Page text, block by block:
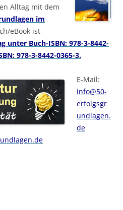
Alltag mit dem
im
eBook ist
unter Buch-ISBN: 978-3-8442-
978-3-8442-0365-3.
E-Mail:
info@50-
erfolgsgr
undlagen.
de